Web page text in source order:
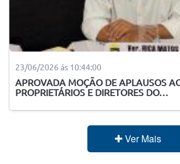
23/06/2026 ás 10:44:00
APROVADA MOÇÃO DE APLAUSOS
PROPRIETÁRIOS E DIRETORES DO…
Ver Mais